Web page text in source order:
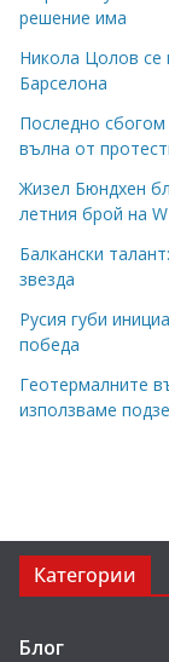
решение има
Никола Цолов се
Барселона
Последно
вълна от
Жизел Бюндхен
летния брой на W
Балкански
звезда
Русия губи
победа
Геотермалните
използваме
Категории
Блог